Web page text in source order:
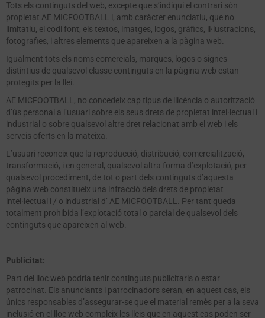
Tots els continguts del web, excepte que s’indiqui el contrari són
propietat AE MICFOOTBALL i, amb caràcter enunciatiu, que no
limitatiu, el codi font, els textos, imatges, logos, gràfics, il·lustracions,
fotografies, i altres elements que apareixen a la pàgina web.
Igualment tots els noms comercials, marques, logos o signes
distintius de qualsevol classe continguts en la pàgina web estan
protegits per la llei.
AE MICFOOTBALL, no concedeix cap tipus de llicència o autorització
d’ús personal a l’usuari sobre els seus drets de propietat intel·lectual i
industrial o sobre qualsevol altre dret relacionat amb el web i els
serveis oferts en la mateixa.
L’usuari reconeix que la reproducció, distribució, comercialització,
transformació, i en general, qualsevol altra forma d’explotació, per
qualsevol procediment, de tot o part dels continguts d’aquesta
pàgina web constitueix una infracció dels drets de propietat
intel·lectual i / o industrial d’ AE MICFOOTBALL. Per tant queda
totalment prohibida l’explotació total o parcial de qualsevol dels
continguts que apareixen al web.
Publicitat:
Part del lloc web podria tenir continguts publicitaris o estar
patrocinat. Els anunciants i patrocinadors seran, en aquest cas, els
únics responsables d’assegurar-se que el material remès per a la seva
inclusió en el lloc web compleix les lleis que en aquest cas poden ser